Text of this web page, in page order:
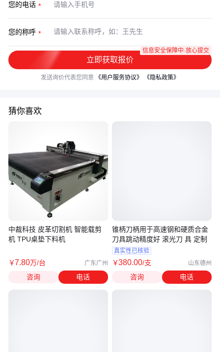
您的电话
您的称呼
立即获取报价
信息安全保障中·放心提交
发送询价代表您同意 《用户服务协议》 《隐私政策》
猜你喜欢
中裁科技 皮革切割机 智能载剪
机 TPU桌垫下料机
￥7.80万/台 广东广州
咨询 电话
锥柄刀柄用于高速钢和硬质合金
刀具跳动精度好 滚光刀 具 定制
真实性已核验
￥380.00/支 山东德州
咨询 电话